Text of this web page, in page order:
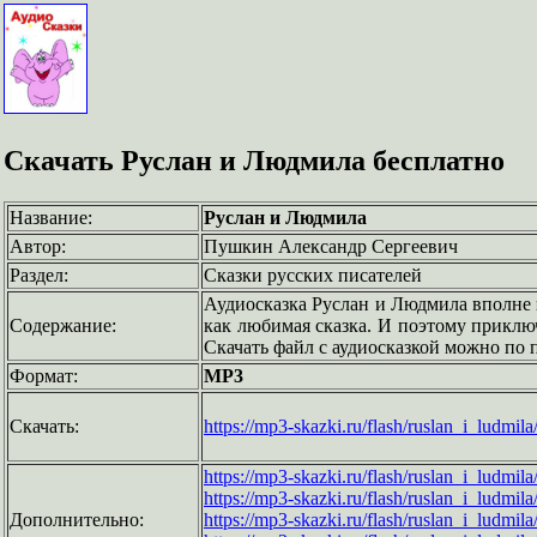
Скачать Руслан и Людмила бесплатно
Название:
Руслан и Людмила
Автор:
Пушкин Александр Сергеевич
Раздел:
Сказки русских писателей
Содержание:
Аудиосказка Руслан и Людмила
как любимая сказка. И поэтому
Скачать файл с аудиосказкой можно по
Формат:
MP3
Скачать: https://mp3-skazki.ru/flash/
Дополнительно:
https://mp3-skazki.ru/flash/
https://mp3-skazki.ru/flash/
https://mp3-skazki.ru/flash/